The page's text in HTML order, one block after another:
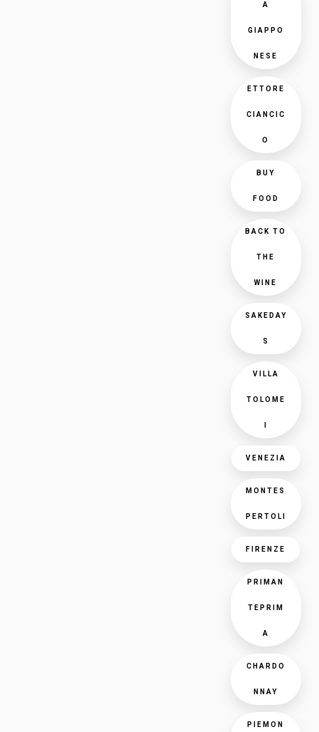
A
GIAPPO
NESE
ETTORE
CIANCIC
O
BUY
FOOD
BACK TO
THE
WINE
SAKEDAY
S
VILLA
TOLOME
VENEZIA
MONTES
PERTOLI
FIRENZE
PRIMAN
TEPRIM
A
CHARDO
NNAY
PIEMON